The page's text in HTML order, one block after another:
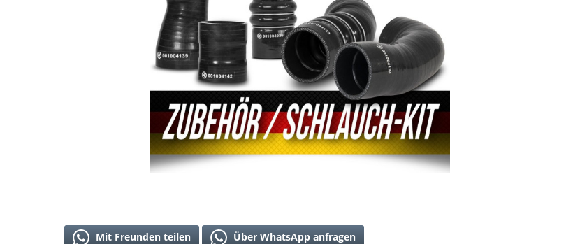
Mit Freunden teilen Über WhatsApp anfragen